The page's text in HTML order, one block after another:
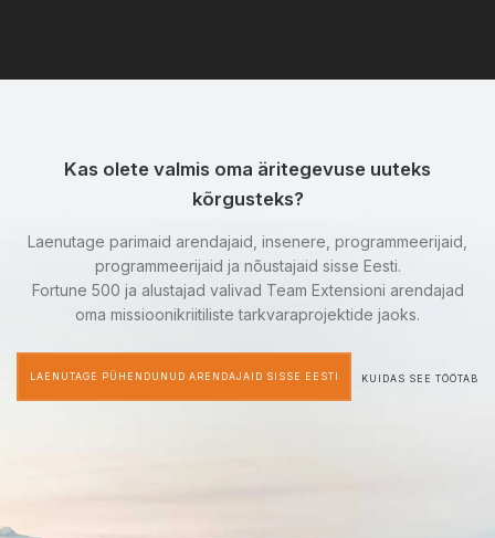
Kas olete valmis oma äritegevuse uuteks
kõrgusteks?
Laenutage parimaid arendajaid, insenere, programmeerijaid,
programmeerijaid ja nõustajaid sisse Eesti.
Fortune 500 ja alustajad valivad Team Extensioni arendajad
oma missioonikriitiliste tarkvaraprojektide jaoks.
LAENUTAGE PÜHENDUNUD ARENDAJAID SISSE EESTI KUIDAS SEE TÖÖTAB